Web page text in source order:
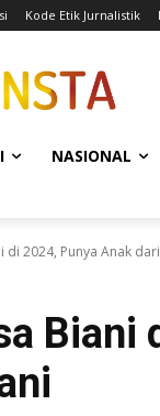
Kode Etik Jurnalistik
NASIONAL
di 2024, Punya Anak
Biani